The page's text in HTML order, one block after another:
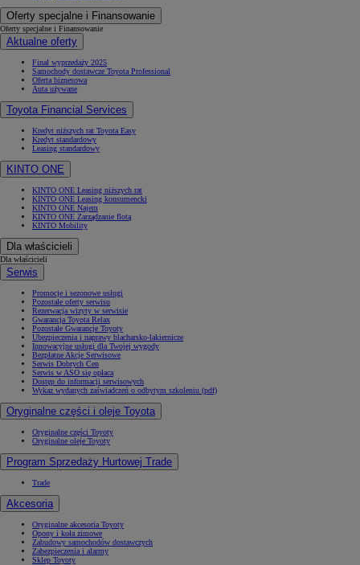
Oferty specjalne i Finansowanie
Oferty specjalne i Finansowanie
Aktualne oferty
Finał wyprzedaży 2025
Samochody dostawcze Toyota Professional
Oferta biznesowa
Auta używane
Toyota Financial Services
Kredyt niższych rat Toyota Easy
Kredyt standardowy
Leasing standardowy
KINTO ONE
KINTO ONE Leasing niższych rat
KINTO ONE Leasing konsumencki
KINTO ONE Najem
KINTO ONE Zarządzanie flotą
KINTO Mobility
Dla właścicieli
Dla właścicieli
Serwis
Promocje i sezonowe usługi
Pozostałe oferty serwisu
Rezerwacja wizyty w serwisie
Gwarancja Toyota Relax
Pozostałe Gwarancje Toyoty
Ubezpieczenia i naprawy blacharsko-lakiernicze
Innowacyjne usługi dla Twojej wygody
Bezpłatne Akcje Serwisowe
Serwis Dobrych Cen
Serwis w ASO się opłaca
Dostęp do informacji serwisowych
Wykaz wydanych zaświadczeń o odbytym szkoleniu (pdf)
Oryginalne części i oleje Toyota
Oryginalne części Toyoty
Oryginalne oleje Toyoty
Program Sprzedaży Hurtowej Trade
Trade
Akcesoria
Oryginalne akcesoria Toyoty
Opony i koła zimowe
Zabudowy samochodów dostawczych
Zabezpieczenia i alarmy
Sklep Toyoty